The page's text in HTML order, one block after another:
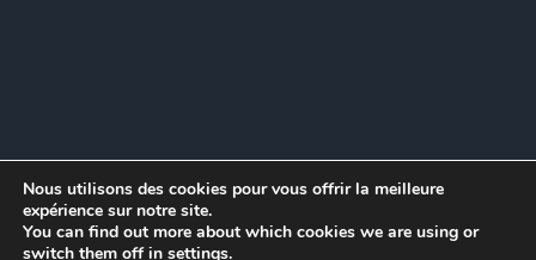
© Institut de recherche de la FSU 2023 | Par FSU |Plan du site
Mentions légales|Politique de confidentialité
Nous utilisons des cookies pour vous offrir la meilleure
expérience sur notre site.
You can find out more about which cookies we are using or
switch them off in settings.